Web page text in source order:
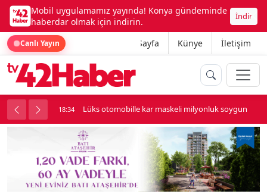
Mobil uygulamamız yayında! Konya gündeminde
haberdar olmak için indirin.
İndir
Canlı Yayın Ana Sayfa Künye İletişim
kavga çıktı 18:34 Lüks otomobille kar maskeli milyonluk soygun